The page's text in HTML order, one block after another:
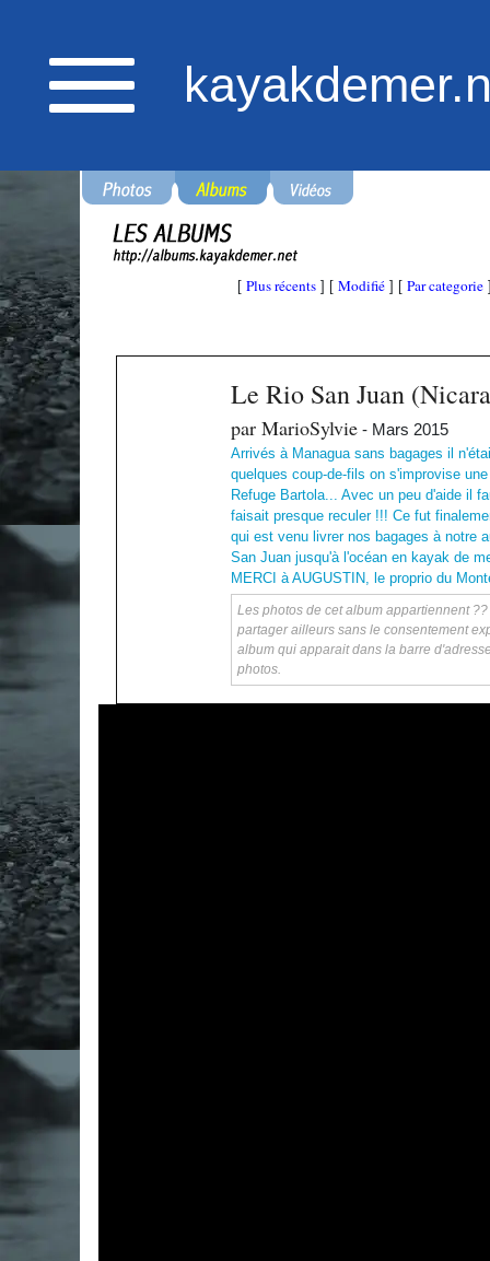
[ Plus récents ] [ Modifié ] [ Par categorie
Le Rio San Juan
par MarioSylvie - Mars 2015
Arrivés à Managua sans bagages il
quelques coup-de-fils on s'improvise
Refuge Bartola... Avec un peu d'aide il
faisait presque reculer !!! Ce fut
qui est venu livrer nos bagages à notre
San Juan jusqu'à l'océan en kayak de
MERCI à AUGUSTIN, le proprio du
Les photos de cet album appartiennent
partager ailleurs sans le consentement
album qui apparait dans la barre
photos.